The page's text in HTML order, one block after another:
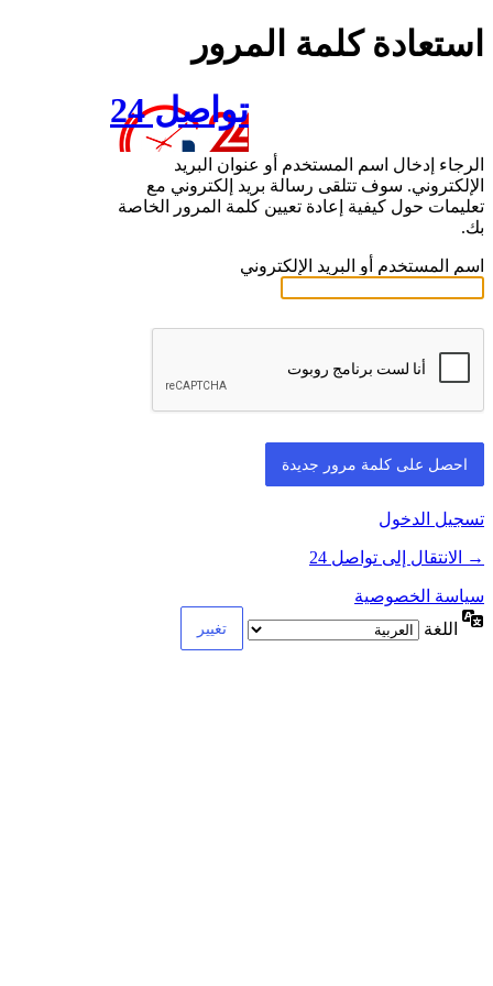
استعادة كلمة المرور
تواصل 24
الرجاء إدخال اسم المستخدم أو عنوان البريد
الإلكتروني. سوف تتلقى رسالة بريد إلكتروني مع
تعليمات حول كيفية إعادة تعيين كلمة المرور الخاصة
بك.
اسم المستخدم أو البريد الإلكتروني
تسجيل الدخول
→ الانتقال إلى تواصل 24
سياسة الخصوصية
اللغة